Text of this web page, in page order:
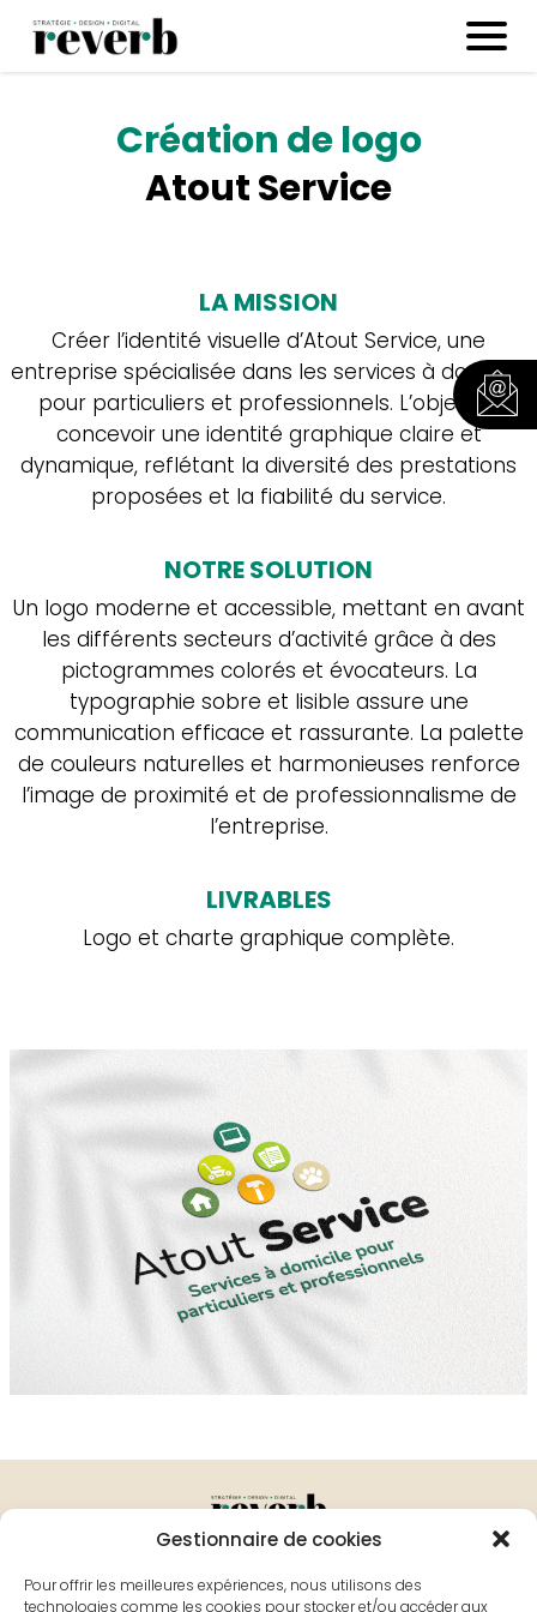
Gestionnaire de cookies
Pour offrir les meilleures expériences, nous utilisons des
technologies comme les cookies pour stocker et/ou accéder aux
le
brief.
On vous résume l’important,
on vous inspire le reste.
Envie d’avoir toutes les dernières actus de la
#teamreverb ?
D’avoir des astuces exclusives
finaliser
votre inscription à notre newsletter
Création de logo
Atout Service
LA MISSION
Créer l’identité visuelle d’Atout Service, une
entreprise spécialisée dans les services à domicile
pour particuliers et professionnels. L’objectif :
concevoir une identité graphique claire et
dynamique, reflétant la diversité des prestations
proposées et la fiabilité du service.
NOTRE SOLUTION
Un logo moderne et accessible, mettant en avant
les différents secteurs d’activité grâce à des
pictogrammes colorés et évocateurs. La
typographie sobre et lisible assure une
communication efficace et rassurante. La palette
de couleurs naturelles et harmonieuses renforce
l’image de proximité et de professionnalisme de
l’entreprise.
LIVRABLES
Logo et charte graphique complète.
Bourges